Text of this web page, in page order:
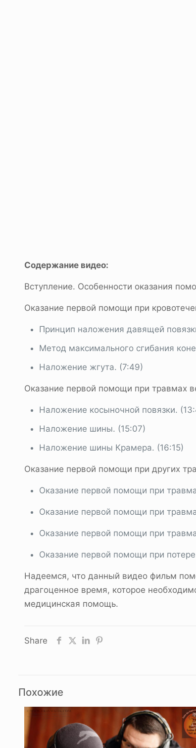
Содержание видео:
Вступление. Особенности оказания
Оказание первой помощи при
Принцип наложения давящей
Метод максимального сгибания
Наложение жгута. (7:49)
Оказание первой помощи при травмах
Наложение косыночной повязки.
Наложение шины. (15:07)
Наложение шины Крамера. (16:15)
Оказание первой помощи при других
Оказание первой помощи при
Оказание первой помощи при
Оказание первой помощи при
Оказание первой помощи при
Надеемся, что данный видео фильм
драгоценное время, которое
медицинская помощь.
Share
Похожие